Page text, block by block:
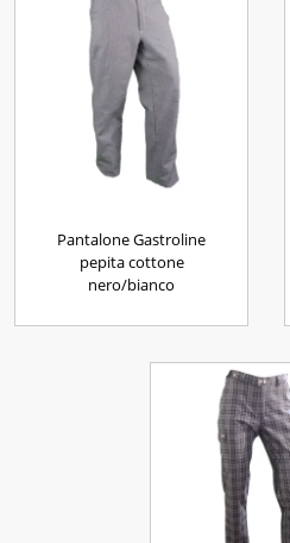
Pantalone Gastroline
pepita cottone
nero/bianco